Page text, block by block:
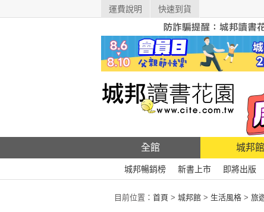
運費說明 快速到貨
全館 城邦館
城邦暢銷榜 新書上市 即將出版
目前位置： 首頁 > 城邦館 > 生活風格 > 旅